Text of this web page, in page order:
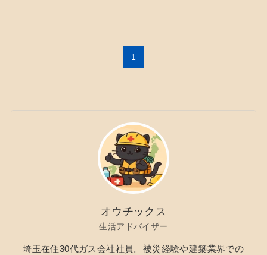
1
オウチックス
生活アドバイザー
埼玉在住30代ガス会社社員。被災経験や建築業界での